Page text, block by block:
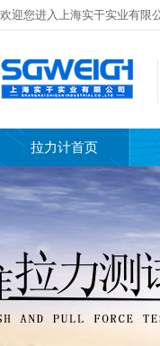
欢迎您进入上海实干实业有限
拉力计首页